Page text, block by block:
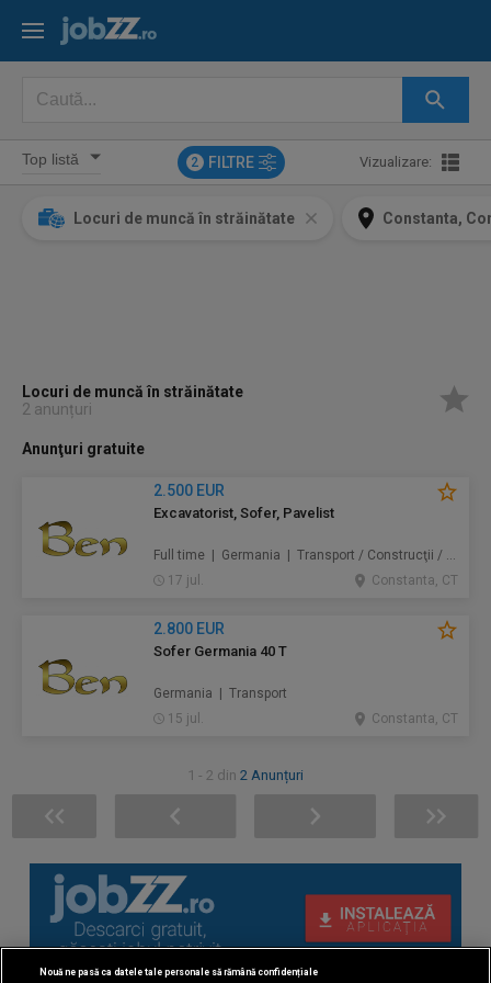
2 FILTRE Vizualizare:
Locuri de muncă în străinătate Constanta,
Locuri de muncă în străinătate
2 anunțuri
Anunţuri gratuite
2.500 EUR
Excavatorist, Sofer, Pavelist
Full time | Germania | Transport / Construcţii / Amenajări
17 jul.
Constanta, CT
2.800 EUR
Sofer Germania 40 T
Germania | Transport
15 jul.
Constanta, CT
1 - 2 din 2 Anunțuri
Nouă ne pasă ca datele tale personale să rămână confidențiale